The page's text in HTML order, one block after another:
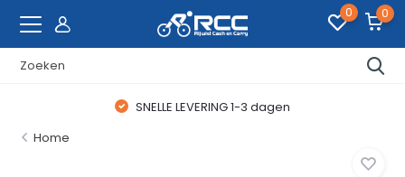
0 0
SNELLE LEVERING 1-3 dagen
Home